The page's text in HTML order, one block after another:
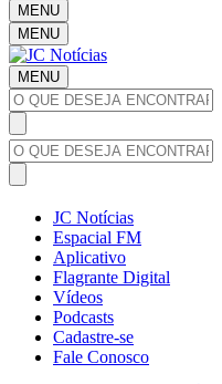
MENU
MENU
MENU
JC Notícias
Espacial FM
Aplicativo
Flagrante Digital
Vídeos
Podcasts
Cadastre-se
Fale Conosco